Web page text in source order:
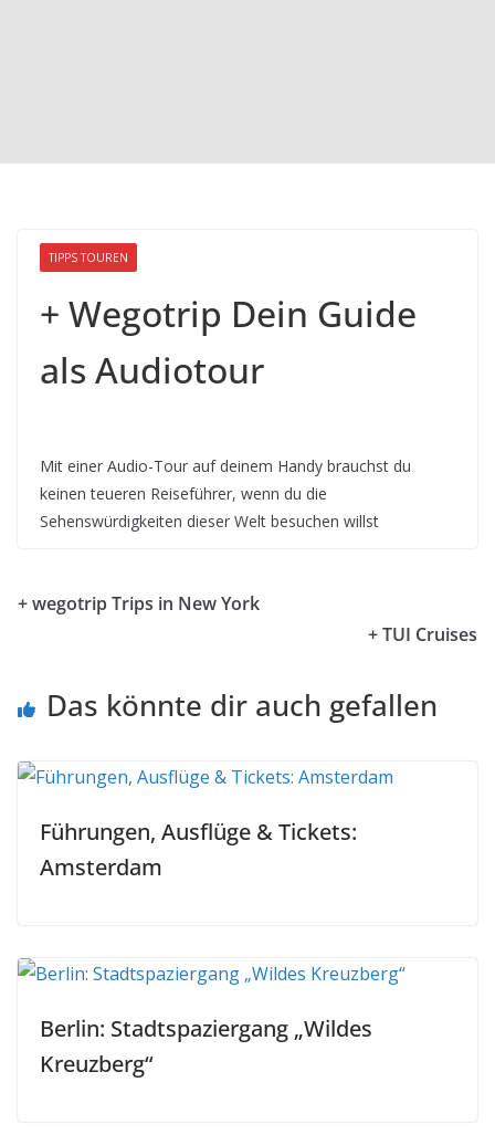
TIPPS TOUREN
+ Wegotrip Dein Guide
als Audiotour
Mit einer Audio-Tour auf deinem Handy brauchst du
keinen teueren Reiseführer, wenn du die
Sehenswürdigkeiten dieser Welt besuchen willst
+ wegotrip Trips in New York
+ TUI Cruises
Das könnte dir auch gefallen
Führungen, Ausflüge & Tickets:
Amsterdam
Berlin: Stadtspaziergang „Wildes
Kreuzberg“